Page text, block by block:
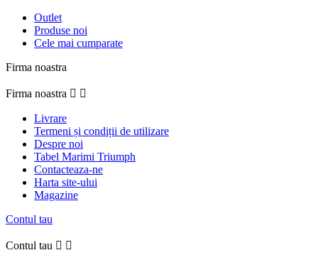
Outlet
Produse noi
Cele mai cumparate
Firma noastra
Firma noastra  
Livrare
Termeni și condiții de utilizare
Despre noi
Tabel Marimi Triumph
Contacteaza-ne
Harta site-ului
Magazine
Contul tau
Contul tau  